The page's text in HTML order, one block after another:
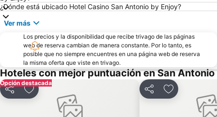
¿Dónde está ubicado Hotel Casino San Antonio by Enjoy?
Ver más
Los precios y la disponibilidad que recibe trivago de las páginas
web de reserva cambian de manera constante. Por lo tanto, es
posible que no siempre encuentres en una página web de reserva
la misma oferta que viste en trivago.
Hoteles con mejor puntuación en San Antonio
Opción destacada
CompartirAgregar a favoritos CompartirAgregar a